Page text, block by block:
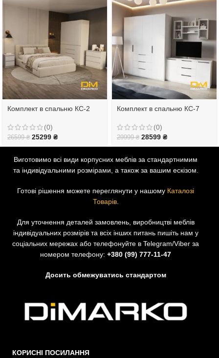
Комплект в спальню КС-2
(0)
26599₴ 25299 ₴
Комплект в спальню КС-7
(0)
29999₴ 28599 ₴
КОРИСНІ ПОСИЛАННЯ
Виготовимо всі види корпусних меблів за стандартнимим
та індивідуальними розмірами, а також за вашим ескізом.
Готові рішення можете переглянути у нашому Каталозі
Товарів.
Для уточнення деталей замовлень, виробництві меблів
індивідуальних розмірів та всіх інших питань пишіть нам у
соціальних мережах або телефонуйте в Telegram/Viber за
номером телефону:+380 (99) 777-11-47
Досить обмежуватись стандартом